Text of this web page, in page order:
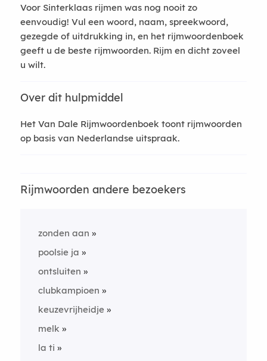
Voor Sinterklaas rijmen was nog nooit zo
eenvoudig! Vul een woord, naam, spreekwoord,
gezegde of uitdrukking in, en het rijmwoordenboek
geeft u de beste rijmwoorden. Rijm en dicht zoveel
u wilt.
Over dit hulpmiddel
Het Van Dale Rijmwoordenboek toont rijmwoorden
op basis van Nederlandse uitspraak.
Rijmwoorden andere bezoekers
zonden aan
poolsie ja
ontsluiten
clubkampioen
keuzevrijheidje
melk
la ti